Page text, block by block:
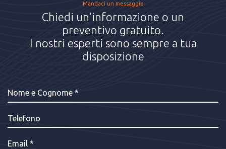
Mandaci un messaggio
Chiedi un’informazione o un
preventivo gratuito.
I nostri esperti sono sempre a tua
disposizione